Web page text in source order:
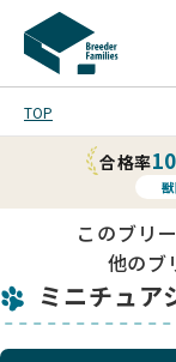
TOP
合格率
このブリ
他のブ
ミニチュア